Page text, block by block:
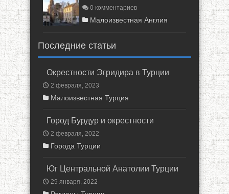
0 комментариев
Малоизвестная Англия
Последние статьи
Окрестности Эгридира в Турции
2 февраля, 2023
Малоизвестная Турция
Город Бурдур и окрестности
2 февраля, 2022
Города Турции
Юг Центральной Анатолии Турции
29 января, 2022